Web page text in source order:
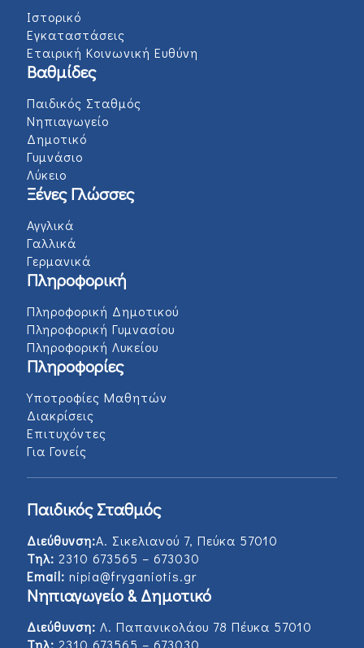
Ιστορικό
Εγκαταστάσεις
Εταιρική Κοινωνική Ευθύνη
Βαθμίδες
Παιδικός Σταθμός
Νηπιαγωγείο
Δημοτικό
Γυμνάσιο
Λύκειο
Ξένες Γλώσσες
Αγγλικά
Γαλλικά
Γερμανικά
Πληροφορική
Πληροφορική Δημοτικού
Πληροφορική Γυμνασίου
Πληροφορική Λυκείου
Πληροφορίες
Υποτροφίες Μαθητών
Διακρίσεις
Επιτυχόντες
Για Γονείς
Παιδικός Σταθμός
Διεύθυνση:Α. Σικελιανού 7, Πεύκα 57010
Τηλ: 2310 673565 – 673030
Email: nipia@fryganiotis.gr
Νηπιαγωγείο & Δημοτικό
Διεύθυνση: Λ. Παπανικολάου 78 Πέυκα 57010
Τηλ: 2310 673565 – 673030